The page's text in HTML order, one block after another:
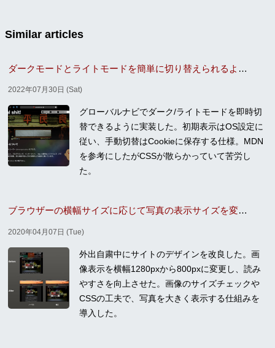
Similar articles
ダークモードとライトモードを簡単に切り替えられるようにした
2022年07月30日 (Sat)
グローバルナビでダーク/ライトモードを即時切
替できるように実装した。初期表示はOS設定に
従い、手動切替はCookieに保存する仕様。MDN
を参考にしたがCSSが散らかっていて苦労し
た。
ブラウザーの横幅サイズに応じて写真の表示サイズを変更する
2020年04月07日 (Tue)
外出自粛中にサイトのデザインを改良した。画
像表示を横幅1280pxから800pxに変更し、読み
やすさを向上させた。画像のサイズチェックや
CSSの工夫で、写真を大きく表示する仕組みを
導入した。